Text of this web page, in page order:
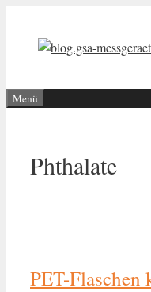
springen
Menü
Phthalate
PET-Flaschen